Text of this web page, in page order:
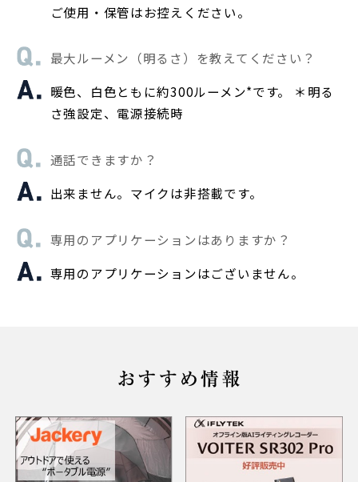
ご使用・保管はお控えください。
最大ルーメン（明るさ）を教えてください？
暖色、白色ともに約300ルーメン*です。 ＊明る
さ強設定、電源接続時
通話できますか？
出来ません。マイクは非搭載です。
専用のアプリケーションはありますか？
専用のアプリケーションはございません。